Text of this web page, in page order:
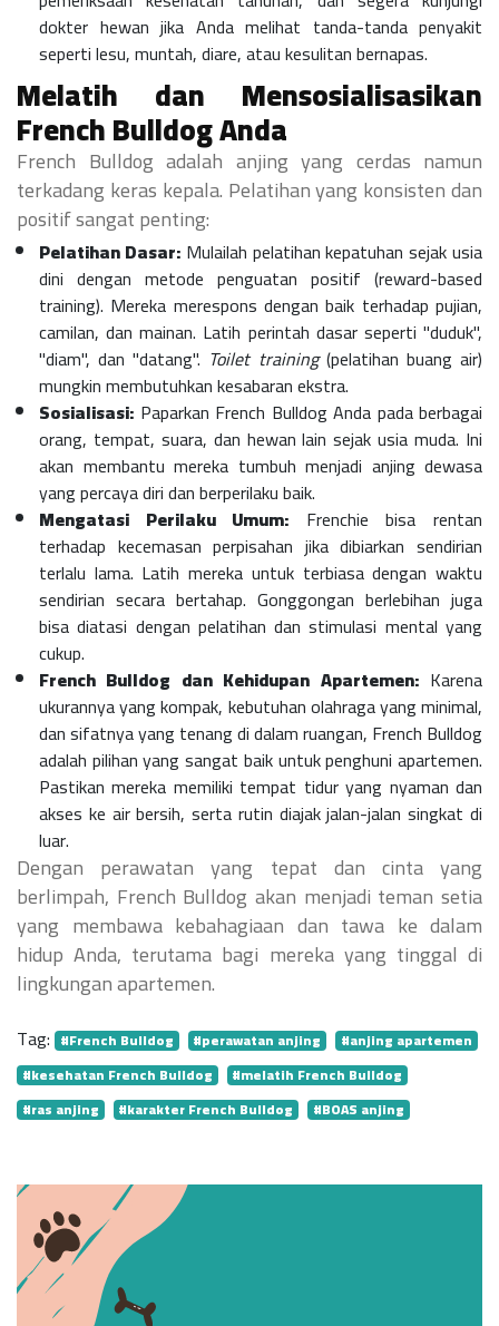
dokter hewan jika Anda melihat tanda-tanda penyakit
seperti lesu, muntah, diare, atau kesulitan bernapas.
Melatih dan Mensosialisasikan
French Bulldog Anda
French Bulldog adalah anjing yang cerdas namun
terkadang keras kepala. Pelatihan yang konsisten dan
positif sangat penting:
Pelatihan Dasar:Mulailah pelatihan kepatuhan sejak usia
dini dengan metode penguatan positif (reward-based
training). Mereka merespons dengan baik terhadap pujian,
camilan, dan mainan. Latih perintah dasar seperti "duduk",
"diam", dan "datang". Toilet training(pelatihan buang air)
mungkin membutuhkan kesabaran ekstra.
Sosialisasi: Paparkan French Bulldog Anda pada berbagai
orang, tempat, suara, dan hewan lain sejak usia muda. Ini
akan membantu mereka tumbuh menjadi anjing dewasa
yang percaya diri dan berperilaku baik.
Mengatasi Perilaku Umum: Frenchie bisa rentan
terhadap kecemasan perpisahan jika dibiarkan sendirian
terlalu lama. Latih mereka untuk terbiasa dengan waktu
sendirian secara bertahap. Gonggongan berlebihan juga
bisa diatasi dengan pelatihan dan stimulasi mental yang
cukup.
French Bulldog dan Kehidupan Apartemen:Karena
ukurannya yang kompak, kebutuhan olahraga yang minimal,
dan sifatnya yang tenang di dalam ruangan, French Bulldog
adalah pilihan yang sangat baik untuk penghuni apartemen.
Pastikan mereka memiliki tempat tidur yang nyaman dan
akses ke air bersih, serta rutin diajak jalan-jalan singkat di
luar.
Dengan perawatan yang tepat dan cinta yang
berlimpah, French Bulldog akan menjadi teman setia
yang membawa kebahagiaan dan tawa ke dalam
hidup Anda, terutama bagi mereka yang tinggal di
lingkungan apartemen.
Tag: #French Bulldog #perawatan anjing
#anjing apartemen
#kesehatan French Bulldog
#melatih French Bulldog
#ras anjing
#karakter French Bulldog #BOAS anjing